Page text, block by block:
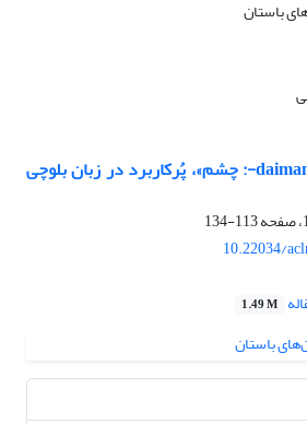
واژۀ ایرانی باستانیِ « *daiman-: چشم»، پُرکاربرد در زبان بلوچی
113-134
10.22034/
1.49 M